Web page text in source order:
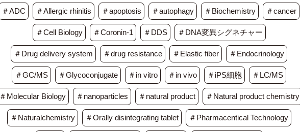
＃ADC ＃Allergic rhinitis ＃apoptosis ＃autophagy ＃Biochemistry ＃cancer
＃Cell Biology ＃Coronin-1 ＃DDS ＃DNA変異シグネチャー
＃Drug delivery system ＃drug resistance ＃Elastic fiber ＃Endocrinology
＃GC/MS ＃Glycoconjugate ＃in vitro ＃in vivo ＃iPS細胞 ＃LC/MS
＃Molecular Biology ＃nanoparticles ＃natural product ＃Natural product chemistry
＃Naturalchemistry ＃Orally disintegrating tablet ＃Pharmacentical Technology